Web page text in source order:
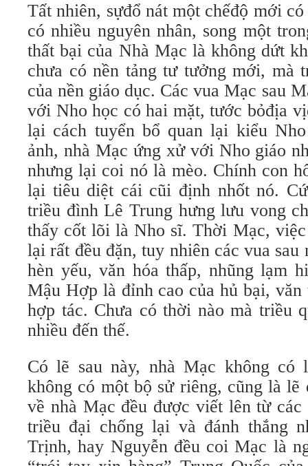
Tất nhiên, sựđổ nát một chếđộ mới
có nhiều nguyên nhân, song một
thất bại của Nhà Mạc là không dứt
chưa có nền tảng tư tưởng mới, mà
của nền giáo dục. Các vua Mạc sau
với Nho học có hai mặt, tước bỏđịa
lại cách tuyển bổ quan lại kiểu
ảnh, nhà Mạc ứng xử với Nho giáo
nhưng lại coi nó là mèo. Chính con
lại tiêu diệt cái cũi định nhốt nó.
triều đình Lê Trung hưng lưu vong
thấy cốt lõi là Nho sĩ. Thời Mạc,
lại rất đều đặn, tuy nhiên các vua sau
hèn yếu, văn hóa thấp, nhũng lạm
Mậu Hợp là đỉnh cao của hủ bại, văn
hợp tác. Chưa có thời nào mà triều
nhiều đến thế.
Có lẽ sau này, nhà Mạc không có
không có một bộ sử riêng, cũng là
về nhà Mạc đều được viết lên từ
triều đại chống lại và đánh thắng
Trịnh, hay Nguyễn đều coi Mạc là